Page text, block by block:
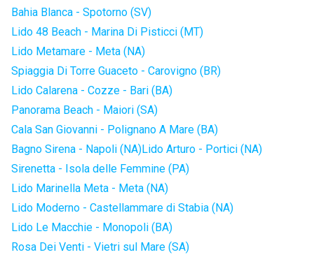
Bahia Blanca - Spotorno (SV)
Lido 48 Beach - Marina Di Pisticci (MT)
Lido Metamare - Meta (NA)
Spiaggia Di Torre Guaceto - Carovigno (BR)
Lido Calarena - Cozze - Bari (BA)
Panorama Beach - Maiori (SA)
Cala San Giovanni - Polignano A Mare (BA)
Bagno Sirena - Napoli (NA)Lido Arturo - Portici (NA)
Sirenetta - Isola delle Femmine (PA)
Lido Marinella Meta - Meta (NA)
Lido Moderno - Castellammare di Stabia (NA)
Lido Le Macchie - Monopoli (BA)
Rosa Dei Venti - Vietri sul Mare (SA)